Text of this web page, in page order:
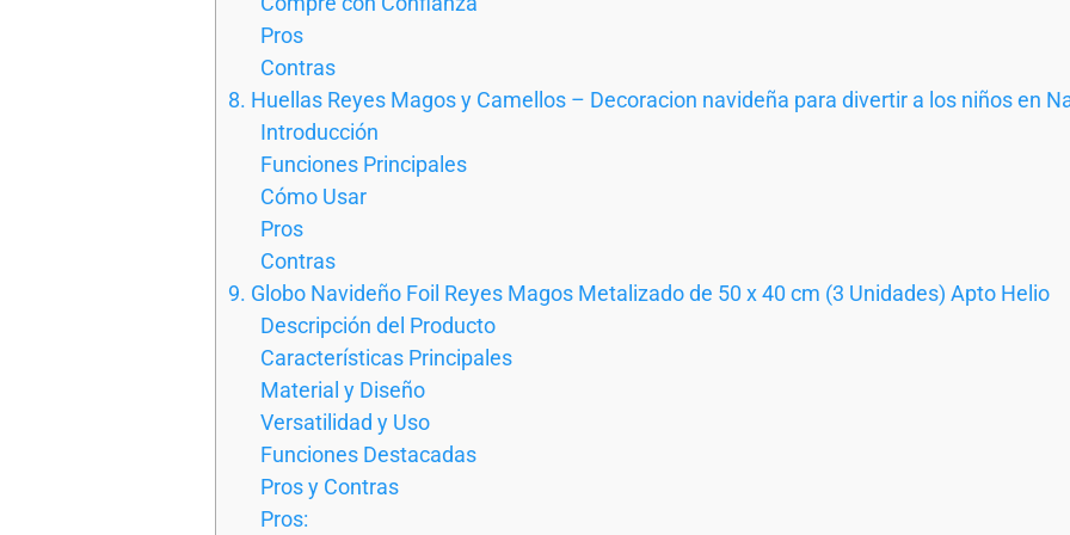
Pros
Contras
8. Huellas Reyes Magos y Camellos – Decoracion navideña para divertir a los niños en
Introducción
Funciones Principales
Cómo Usar
Pros
Contras
9. Globo Navideño Foil Reyes Magos Metalizado de 50 x 40 cm (3 Unidades) Apto Helio
Descripción del Producto
Características Principales
Material y Diseño
Versatilidad y Uso
Funciones Destacadas
Pros y Contras
Pros: